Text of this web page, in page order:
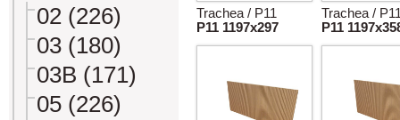
02 (226)
03 (180)
03B (171)
05 (226)
Trachea / P11
P11 1197x297
Trachea /
P11